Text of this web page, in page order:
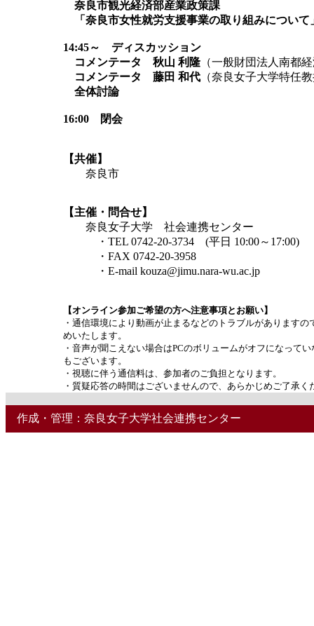
奈良市観光経済部産業政策課
「奈良市女性就労支援事業の取り組みについて
14:45～ ディスカッション
コメンテータ 秋山 利隆 （一般財団法人南都
コメンテータ 藤田 和代 （奈良女子大学特任
全体討論
16:00 閉会
【共催】
奈良市
【主催・問合せ】
奈良女子大学 社会連携センター
・TEL 0742-20-3734 (平日 10:00～17:00)
・FAX 0742-20-3958
・E-mail kouza@jimu.nara-wu.ac.jp
【オンライン参加ご希望の方へ注意事項とお願い】
・通信環境により動画が止まるなどのトラブルがあります
めいたします。
・音声が聞こえない場合はPCのボリュームがオフになって
もございます。
・視聴に伴う通信料は、参加者のご負担となります。
・質疑応答の時間はございませんので、あらかじめご了承く
作成・管理：奈良女子大学社会連携センター